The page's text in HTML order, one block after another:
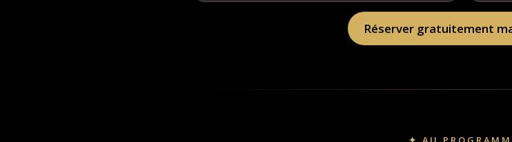
Réserver gratuitement